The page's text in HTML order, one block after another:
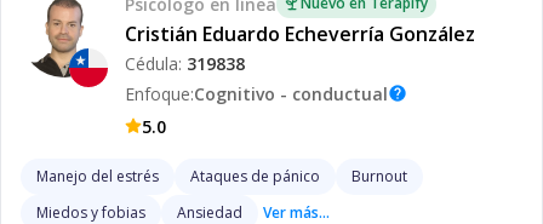
Cristián Eduardo Echeverría González
Cédula: 319838
Enfoque:Cognitivo - conductualhelp
5.0
Manejo del estrés Ataques de pánico
Burnout
Miedos y fobias
Ansiedad Ver más...